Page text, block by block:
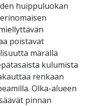
huippuluokan
poistavat
märällä
kulumista
renkaan
Olka-alueen
pinnan